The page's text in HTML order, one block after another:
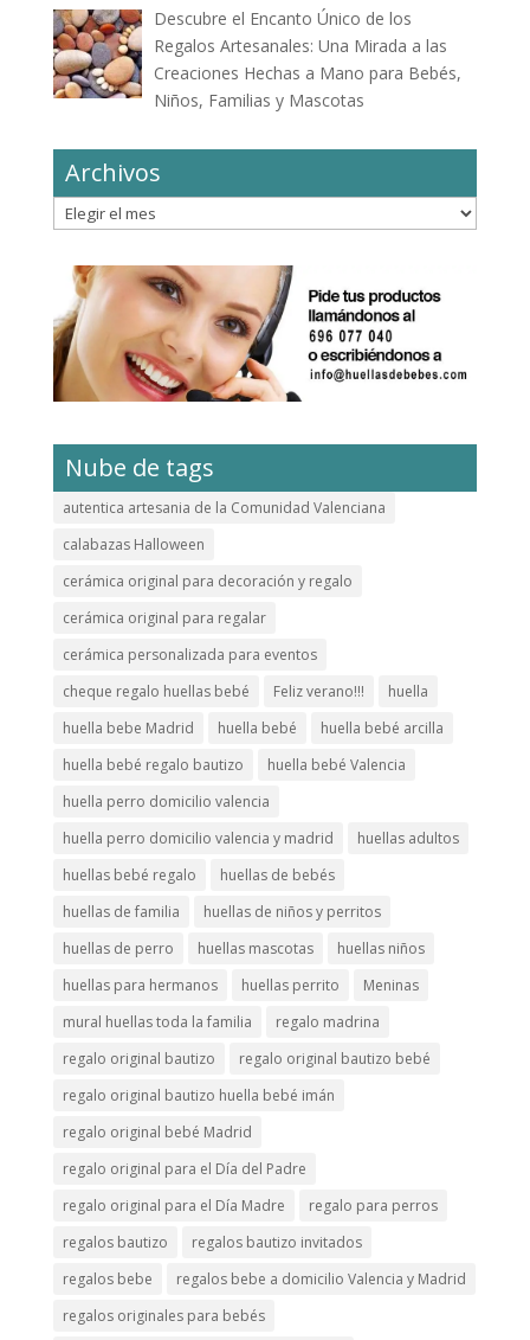
Descubre el Encanto Único de los
Regalos Artesanales: Una Mirada a las
Creaciones Hechas a Mano para Bebés,
Niños, Familias y Mascotas
Archivos
Archivos
Nube de tags
autentica artesania de la Comunidad Valenciana
calabazas Halloween
cerámica original para decoración y regalo
cerámica original para regalar
cerámica personalizada para eventos
cheque regalo huellas bebé
Feliz verano!!!
huella
huella bebe Madrid
huella bebé
huella bebé arcilla
huella bebé regalo bautizo
huella bebé Valencia
huella perro domicilio valencia
huella perro domicilio valencia y madrid
huellas adultos
huellas bebé regalo
huellas de bebés
huellas de familia
huellas de niños y perritos
huellas de perro
huellas mascotas
huellas niños
huellas para hermanos
huellas perrito
Meninas
mural huellas toda la familia
regalo madrina
regalo original bautizo
regalo original bautizo bebé
regalo original bautizo huella bebé imán
regalo original bebé Madrid
regalo original para el Día del Padre
regalo original para el Día Madre
regalo para perros
regalos bautizo
regalos bautizo invitados
regalos bebe
regalos bebe a domicilio Valencia y Madrid
regalos originales para bebés